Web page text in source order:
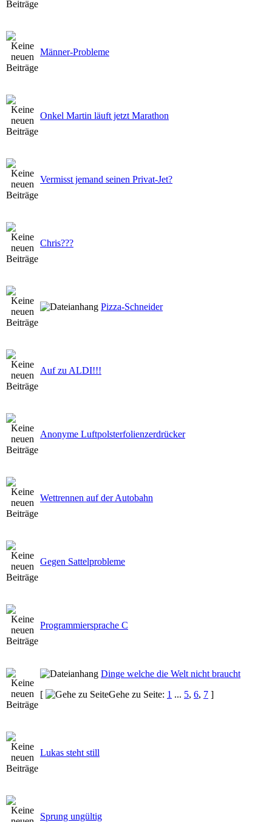
Männer-Probleme
Onkel Martin läuft jetzt Marathon
Vermisst jemand seinen Privat-Jet?
Chris???
Pizza-Schneider
Auf zu ALDI!!!
Anonyme Luftpolsterfolienzerdrücker
Wettrennen auf der Autobahn
Gegen Sattelprobleme
Programmiersprache C
Dinge welche die Welt nicht braucht
[
Gehe zu Seite: 1 ... 5, 6, 7 ]
Lukas steht still
Sprung ungültig